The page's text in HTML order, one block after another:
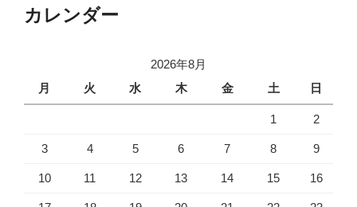
カレンダー
2026年8月
月
火 水 木 金 土 日
1 2
3 4 5 6 7 8 9
10 11 12 13 14 15 16